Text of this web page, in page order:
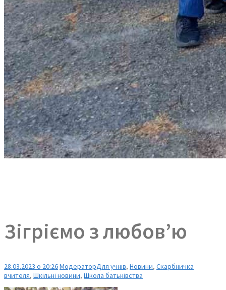
Зігріємо з любов’ю
28.03.2023 о 20:26МодераторДля учнів, Новини, Скарбничка
вчителя, Шкільні новини, Школа батьківства